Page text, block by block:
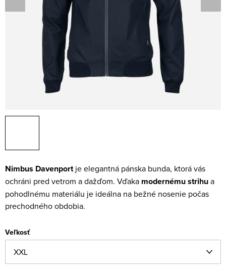
Nimbus Davenportje elegantná pánska bunda, ktorá vás
ochráni pred vetrom a dažďom. Vďaka modernému strihua
pohodlnému materiálu je ideálna na bežné nosenie počas
prechodného obdobia.
Veľkosť